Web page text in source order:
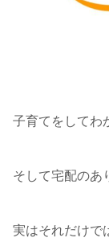
子育てをしてわ
そして宅配のあ
実はそれだけで